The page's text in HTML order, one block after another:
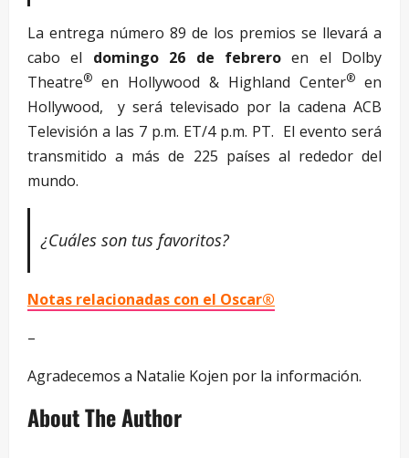
La entrega número 89 de los premios se llevará a
cabo el domingo 26 de febreroen el Dolby
Theatre® en Hollywood & Highland Center® en
Hollywood, y será televisado por la cadena ACB
Televisión a las 7 p.m. ET/4 p.m. PT. El evento será
transmitido a más de 225 países al rededor del
mundo.
¿Cuáles son tus favoritos?
Notas relacionadas con el Oscar®
–
Agradecemos a Natalie Kojen por la información.
About The Author